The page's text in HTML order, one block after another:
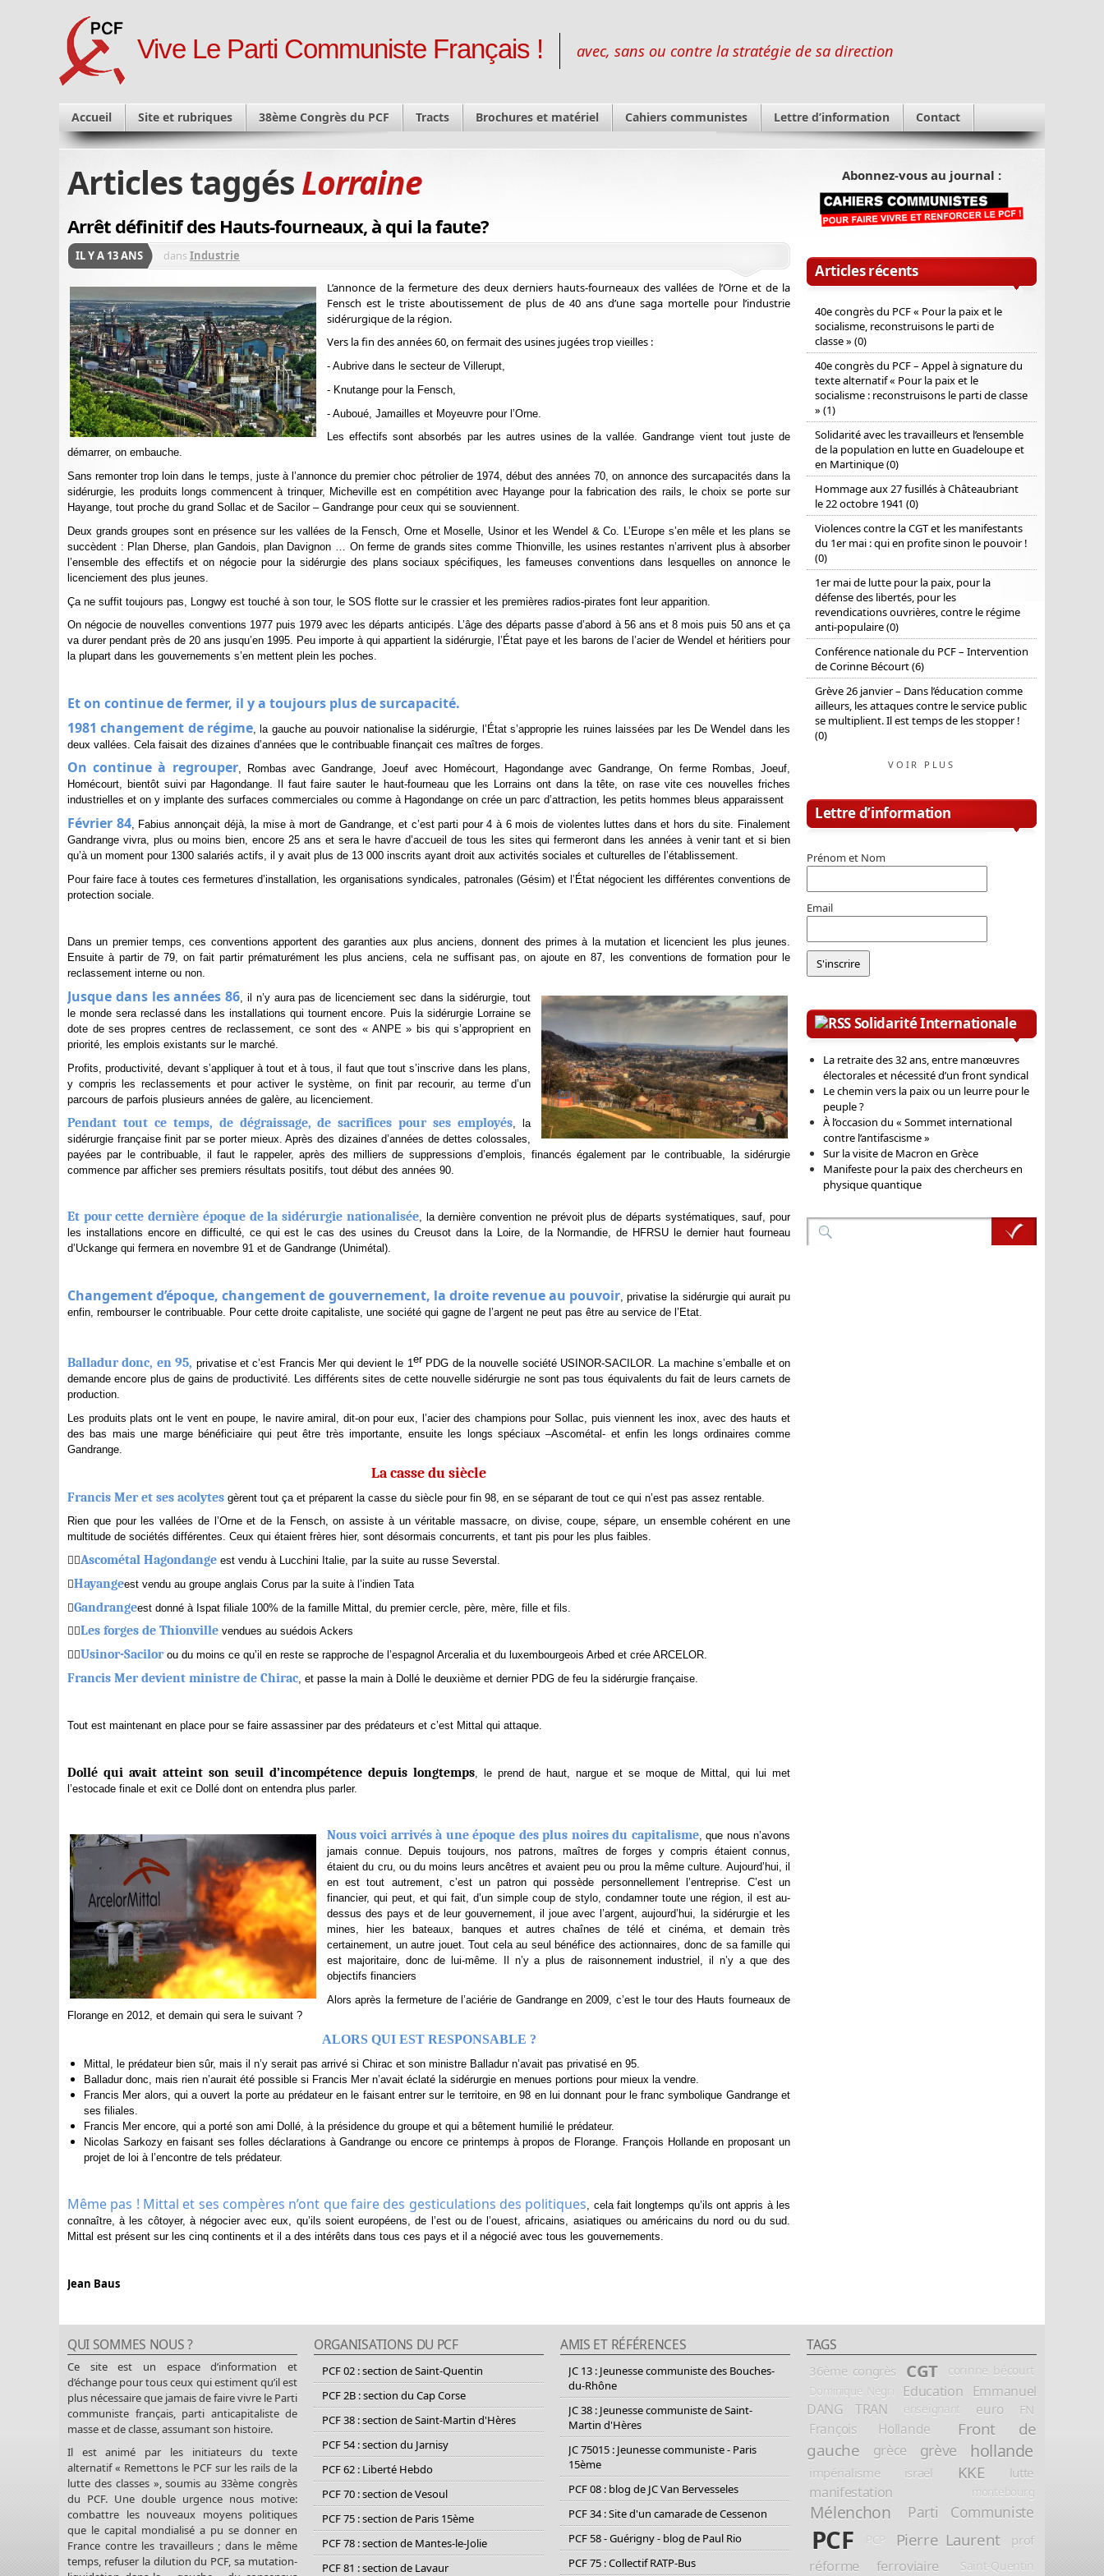
Vive Le Parti Communiste Français ! avec, sans ou contre la stratégie de sa direction
Accueil Site et rubriques 38ème Congrès du PCF Tracts Brochures et matériel Cahiers communistes Lettre d’information Contact
Articles taggésLorraine
Arrêt définitif des Hauts-fourneaux, à qui la faute?
IL Y A 13 ANS dansIndustrie
L’annonce de la fermeture des deux derniers hauts-fourneaux des vallées de l’Orne et de la
Fensch est le triste aboutissement de plus de 40 ans d’une saga mortelle pour l’industrie
sidérurgique de la région.
Vers la fin des années 60, on fermait des usines jugées trop vieilles :
- Aubrive dans le secteur de Villerupt,
- Knutange pour la Fensch,
- Auboué, Jamailles et Moyeuvre pour l’Orne.
Les effectifs sont absorbés par les autres usines de la vallée. Gandrange vient tout juste de
démarrer, on embauche.
Sans remonter trop loin dans le temps, juste à l’annonce du premier choc pétrolier de 1974, début des années 70, on annonce des surcapacités dans la
sidérurgie, les produits longs commencent à trinquer, Micheville est en compétition avec Hayange pour la fabrication des rails, le choix se porte sur
Hayange, tout proche du grand Sollac et de Sacilor – Gandrange pour ceux qui se souviennent.
Deux grands groupes sont en présence sur les vallées de la Fensch, Orne et Moselle, Usinor et les Wendel & Co. L’Europe s’en mêle et les plans se
succèdent : Plan Dherse, plan Gandois, plan Davignon … On ferme de grands sites comme Thionville, les usines restantes n’arrivent plus à absorber
l’ensemble des effectifs et on négocie pour la sidérurgie des plans sociaux spécifiques, les fameuses conventions dans lesquelles on annonce le
licenciement des plus jeunes.
Ça ne suffit toujours pas, Longwy est touché à son tour, le SOS flotte sur le crassier et les premières radios-pirates font leur apparition.
On négocie de nouvelles conventions 1977 puis 1979 avec les départs anticipés. L’âge des départs passe d’abord à 56 ans et 8 mois puis 50 ans et ça
va durer pendant près de 20 ans jusqu’en 1995. Peu importe à qui appartient la sidérurgie, l’État paye et les barons de l’acier de Wendel et héritiers pour
la plupart dans les gouvernements s’en mettent plein les poches.
Et on continue de fermer, il y a toujours plus de surcapacité.
1981 changement de régime , la gauche au pouvoir nationalise la sidérurgie, l’État s’approprie les ruines laissées par les De Wendel dans les
deux vallées. Cela faisait des dizaines d’années que le contribuable finançait ces maîtres de forges.
On continue à regrouper, Rombas avec Gandrange, Joeuf avec Homécourt, Hagondange avec Gandrange, On ferme Rombas, Joeuf,
Homécourt, bientôt suivi par Hagondange. Il faut faire sauter le haut-fourneau que les Lorrains ont dans la tête, on rase vite ces nouvelles friches
industrielles et on y implante des surfaces commerciales ou comme à Hagondange on crée un parc d’attraction, les petits hommes bleus apparaissent
Février 84, Fabius annonçait déjà, la mise à mort de Gandrange, et c’est parti pour 4 à 6 mois de violentes luttes dans et hors du site. Finalement
Gandrange vivra, plus ou moins bien, encore 25 ans et sera le havre d’accueil de tous les sites qui fermeront dans les années à venir tant et si bien
qu’à un moment pour 1300 salariés actifs, il y avait plus de 13 000 inscrits ayant droit aux activités sociales et culturelles de l’établissement.
Pour faire face à toutes ces fermetures d’installation, les organisations syndicales, patronales (Gésim) et l’État négocient les différentes conventions de
protection sociale.
Dans un premier temps, ces conventions apportent des garanties aux plus anciens, donnent des primes à la mutation et licencient les plus jeunes.
Ensuite à partir de 79, on fait partir prématurément les plus anciens, cela ne suffisant pas, on ajoute en 87, les conventions de formation pour le
reclassement interne ou non.
Jusque dans les années 86, il n’y aura pas de licenciement sec dans la sidérurgie, tout
le monde sera reclassé dans les installations qui tournent encore. Puis la sidérurgie Lorraine se
dote de ses propres centres de reclassement, ce sont des « ANPE » bis qui s’approprient en
priorité, les emplois existants sur le marché.
Profits, productivité, devant s’appliquer à tout et à tous, il faut que tout s’inscrive dans les plans,
y compris les reclassements et pour activer le système, on finit par recourir, au terme d’un
parcours de parfois plusieurs années de galère, au licenciement.
Pendant tout ce temps, de dégraissage, de sacrifices pour ses employés , la
sidérurgie française finit par se porter mieux. Après des dizaines d’années de dettes colossales,
payées par le contribuable, il faut le rappeler, après des milliers de suppressions d’emplois, financés également par le contribuable, la sidérurgie
commence par afficher ses premiers résultats positifs, tout début des années 90.
Et pour cette dernière époque de la sidérurgie nationalisée, la dernière convention ne prévoit plus de départs systématiques, sauf, pour
les installations encore en difficulté, ce qui est le cas des usines du Creusot dans la Loire, de la Normandie, de HFRSU le dernier haut fourneau
d’Uckange qui fermera en novembre 91 et de Gandrange (Unimétal).
Changement d’époque, changement de gouvernement, la droite revenue au pouvoir , privatise la sidérurgie qui aurait pu
enfin, rembourser le contribuable. Pour cette droite capitaliste, une société qui gagne de l’argent ne peut pas être au service de l’Etat.
Balladur donc, en 95, privatise et c’est Francis Mer qui devient le 1er PDG de la nouvelle société USINOR-SACILOR. La machine s’emballe et on
demande encore plus de gains de productivité. Les différents sites de cette nouvelle sidérurgie ne sont pas tous équivalents du fait de leurs carnets de
production.
Les produits plats ont le vent en poupe, le navire amiral, dit-on pour eux, l’acier des champions pour Sollac, puis viennent les inox, avec des hauts et
des bas mais une marge bénéficiaire qui peut être très importante, ensuite les longs spéciaux –Ascométal- et enfin les longs ordinaires comme
Gandrange.
La casse du siècle
Francis Mer et ses acolytes gèrent tout ça et préparent la casse du siècle pour fin 98, en se séparant de tout ce qui n’est pas assez rentable.
Rien que pour les vallées de l’Orne et de la Fensch, on assiste à un véritable massacre, on divise, coupe, sépare, un ensemble cohérent en une
multitude de sociétés différentes. Ceux qui étaient frères hier, sont désormais concurrents, et tant pis pour les plus faibles.
Ascométal Hagondange est vendu à Lucchini Italie, par la suite au russe Severstal.
Hayangeest vendu au groupe anglais Corus par la suite à l’indien Tata
Gandrangeest donné à Ispat filiale 100% de la famille Mittal, du premier cercle, père, mère, fille et fils.
Les forges de Thionville vendues au suédois Ackers
Usinor-Sacilor ou du moins ce qu’il en reste se rapproche de l’espagnol Arceralia et du luxembourgeois Arbed et crée ARCELOR.
Francis Mer devient ministre de Chirac , et passe la main à Dollé le deuxième et dernier PDG de feu la sidérurgie française.
Tout est maintenant en place pour se faire assassiner par des prédateurs et c’est Mittal qui attaque.
Dollé qui avait atteint son seuil d’incompétence depuis longtemps, le prend de haut, nargue et se moque de Mittal, qui lui met
l’estocade finale et exit ce Dollé dont on entendra plus parler.
Nous voici arrivés à une époque des plus noires du capitalisme, que nous n’avons
jamais connue. Depuis toujours, nos patrons, maîtres de forges y compris étaient connus,
étaient du cru, ou du moins leurs ancêtres et avaient peu ou prou la même culture. Aujourd’hui, il
en est tout autrement, c’est un patron qui possède personnellement l’entreprise. C’est un
financier, qui peut, et qui fait, d’un simple coup de stylo, condamner toute une région, il est au-
dessus des pays et de leur gouvernement, il joue avec l’argent, aujourd’hui, la sidérurgie et les
mines, hier les bateaux, banques et autres chaînes de télé et cinéma, et demain très
certainement, un autre jouet. Tout cela au seul bénéfice des actionnaires, donc de sa famille qui
est majoritaire, donc de lui-même. Il n’y a plus de raisonnement industriel, il n’y a que des
objectifs financiers
Alors après la fermeture de l’aciérie de Gandrange en 2009, c’est le tour des Hauts fourneaux de
Florange en 2012, et demain qui sera le suivant ?
ALORS QUI EST RESPONSABLE ?
Mittal, le prédateur bien sûr, mais il n’y serait pas arrivé si Chirac et son ministre Balladur n’avait pas privatisé en 95.
Balladur donc, mais rien n’aurait été possible si Francis Mer n’avait éclaté la sidérurgie en menues portions pour mieux la vendre.
Francis Mer alors, qui a ouvert la porte au prédateur en le faisant entrer sur le territoire, en 98 en lui donnant pour le franc symbolique Gandrange et
ses filiales.
Francis Mer encore, qui a porté son ami Dollé, à la présidence du groupe et qui a bêtement humilié le prédateur.
Nicolas Sarkozy en faisant ses folles déclarations à Gandrange ou encore ce printemps à propos de Florange. François Hollande en proposant un
projet de loi à l’encontre de tels prédateur.
Même pas ! Mittal et ses compères n’ont que faire des gesticulations des politiques, cela fait longtemps qu’ils ont appris à les
connaître, à les côtoyer, à négocier avec eux, qu’ils soient européens, de l’est ou de l’ouest, africains, asiatiques ou américains du nord ou du sud.
Mittal est présent sur les cinq continents et il a des intérêts dans tous ces pays et il a négocié avec tous les gouvernements.
Jean Baus
Abonnez-vous au journal :
Articles récents
40e congrès du PCF « Pour la paix et le
socialisme, reconstruisons le parti de
classe » (0)
40e congrès du PCF – Appel à signature du
texte alternatif « Pour la paix et le
socialisme : reconstruisons le parti de classe
» (1)
Solidarité avec les travailleurs et l’ensemble
de la population en lutte en Guadeloupe et
en Martinique (0)
Hommage aux 27 fusillés à Châteaubriant
le 22 octobre 1941 (0)
Violences contre la CGT et les manifestants
du 1er mai : qui en profite sinon le pouvoir !
(0)
1er mai de lutte pour la paix, pour la
défense des libertés, pour les
revendications ouvrières, contre le régime
anti-populaire (0)
Conférence nationale du PCF – Intervention
de Corinne Bécourt (6)
Grève 26 janvier – Dans l’éducation comme
ailleurs, les attaques contre le service public
se multiplient. Il est temps de les stopper !
(0)
VOIR PLUS
Lettre d’information
Prénom et Nom
Email
Solidarité Internationale
La retraite des 32 ans, entre manœuvres
électorales et nécessité d’un front syndical
Le chemin vers la paix ou un leurre pour le
peuple ?
À l’occasion du « Sommet international
contre l’antifascisme »
Sur la visite de Macron en Grèce
Manifeste pour la paix des chercheurs en
physique quantique
QUI SOMMES NOUS ?
Ce site est un espace d’information et
d’échange pour tous ceux qui estiment qu’il est
plus nécessaire que jamais de faire vivre le Parti
communiste français, parti anticapitaliste de
masse et de classe, assumant son histoire.
Il est animé par les initiateurs du texte
alternatif « Remettons le PCF sur les rails de la
lutte des classes », soumis au 33ème congrès
du PCF. Une double urgence nous motive:
combattre les nouveaux moyens politiques
que le capital mondialisé a pu se donner en
France contre les travailleurs ; dans le même
temps, refuser la dilution du PCF, sa mutation-
ORGANISATIONS DU PCF
PCF 02 : section de Saint-Quentin
PCF 2B : section du Cap Corse
PCF 38 : section de Saint-Martin d'Hères
PCF 54 : section du Jarnisy
PCF 62 : Liberté Hebdo
PCF 70 : section de Vesoul
PCF 75 : section de Paris 15ème
PCF 78 : section de Mantes-le-Jolie
PCF 81 : section de Lavaur
AMIS ET RÉFÉRENCES
JC 13 : Jeunesse communiste des Bouches-
du-Rhône
JC 38 : Jeunesse communiste de Saint-
Martin d'Hères
JC 75015 : Jeunesse communiste - Paris
15ème
PCF 08 : blog de JC Van Bervesseles
PCF 34 : Site d'un camarade de Cessenon
PCF 58 - Guérigny - blog de Paul Rio
PCF 75 : Collectif RATP-Bus
TAGS
36ème congrès CGT corinne bécourt
Dominique Negri Education
Emmanuel
DANG TRAN
enseignant euro FN
François Hollande
Front de
gauche
grèce grève hollande
impérialisme israël KKE lutte
manifestation montebourg
Mélenchon Parti Communiste
PCF PCP Pierre Laurent prof
réforme ferroviaire Saint-Quentin